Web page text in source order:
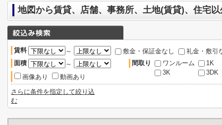
地図から賃貸、店舗、事務所、土地(賃貸)、住宅
賃料 ～ 敷金・保証金なし
礼金・敷引
面積
～
画像あり
動画あり
間取り ワンルーム
1K
3K
3DK
さらに条件を指定して絞り込
む